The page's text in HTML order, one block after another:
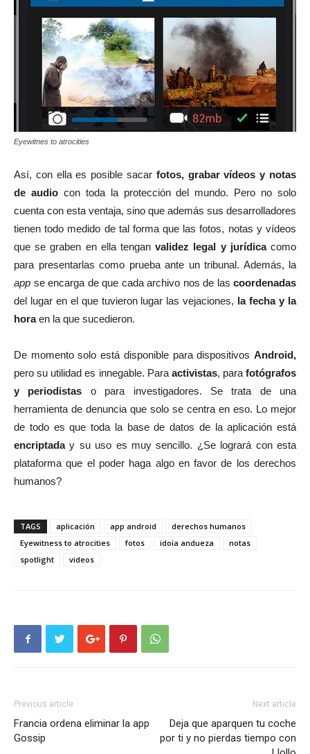
Eyewitnes to atrocities
Así, con ella es posible sacar fotos, grabar vídeos y notas
de audiocon toda la protección del mundo. Pero no solo
cuenta con esta ventaja, sino que además sus desarrolladores
tienen todo medido de tal forma que las fotos, notas y vídeos
que se graben en ella tengan validez legal y jurídicacomo
para presentarlas como prueba ante un tribunal. Además, la
app se encarga de que cada archivo nos de las coordenadas
del lugar en el que tuvieron lugar las vejaciones, la fecha y la
horaen la que sucedieron.
De momento solo está disponible para dispositivos Android,
pero su utilidad es innegable. Paraactivistas, parafotógrafos
y periodistas o para investigadores. Se trata de una
herramienta de denuncia que solo se centra en eso. Lo mejor
de todo es que toda la base de datos de la aplicación está
encriptaday su uso es muy sencillo. ¿Se logrará con esta
plataforma que el poder haga algo en favor de los derechos
humanos?
TAGS aplicación app android
derechos humanos
Eyewitness to atrocities
fotos idoia andueza
notas
spotlight
videos
Previous article
Francia ordena eliminar la app
Gossip
Next article
Deja que aparquen tu coche
por ti y no pierdas tiempo con